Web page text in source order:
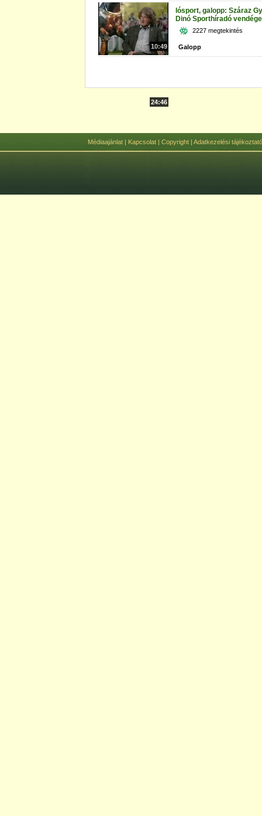
10:49
24:46
lósport, galopp: Száraz
Dinó Sporthíradó vendége
2227 megtekintés
Galopp
Médiaajánlat| Kapcsolat| Copyright| Adatkezelési tájékoztató